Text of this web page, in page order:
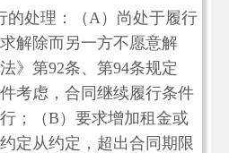
的处理：（A）尚处于履行
解除而另一方不愿意解
》第92条、第94条规定
考虑，合同继续履行条件
；（B）要求增加租金或
定从约定，超出合同期限